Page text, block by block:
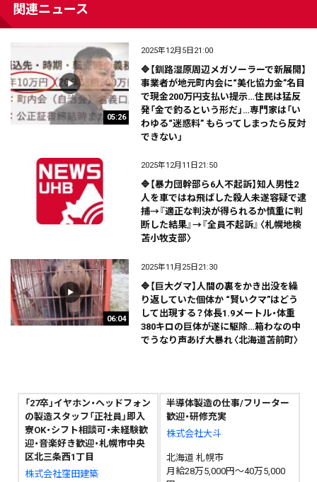
関連ニュース
05:26
2025年12月5日21:00
🔷【釧路湿原周辺メガソーラーで新展開】
事業者が地元町内会に“美化協力金”名目
で現金200万円支払い提示…住民は猛反
発「金で釣るという形だ」…専門家は「い
わゆる“迷惑料” もらってしまったら反対
できない」
2025年12月11日21:50
🔷【暴力団幹部ら6人不起訴】知人男性2
人を車ではね飛ばした殺人未遂容疑で逮
捕→『適正な判決が得られるか慎重に判
断した結果』→『全員不起訴』〈札幌地検
苫小牧支部〉
06:04
2025年11月25日21:30
🔷【巨大グマ】人間の裏をかき出没を繰
り返していた個体か “賢いクマ”はどう
して出現する？体長1.9メートル・体重
380キロの巨体が遂に駆除…箱わなの中
でうなり声あげ大暴れ〈北海道苫前町〉
「27卒」イヤホン・ヘッドフォン
の製造スタッフ「正社員」即入
寮OK・シフト相談可・未経験歓
迎・音楽好き歓迎・札幌市中央
区北三条西1丁目
株式会社窪田建築
半導体製造の仕事/フリーター
歓迎・研修充実
株式会社大斗
北海道 札幌市
月給28万5,000円～40万5,000